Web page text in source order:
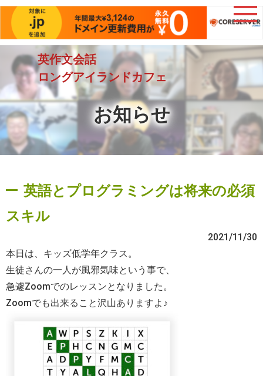
英作文会話
ロングアイランドカフェ
お知らせ
英語とプログラミングは将来の必須
スキル
2021/11/30
本日は、キッズ低学年クラス。
生徒さんの一人が風邪気味という事で、
急遽Zoomでのレッスンとなりました。
Zoomでも出来ること沢山ありますよ♪